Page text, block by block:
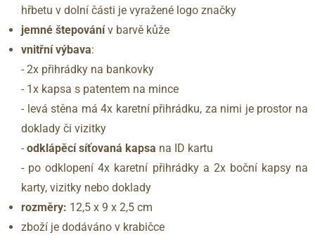
hřbetu v dolní části je vyražené logo značky
jemné štepovánív barvě kůže
vnitřní výbava:
- 2x přihrádky na bankovky
- 1x kapsa s patentem na mince
- levá stěna má 4x karetní přihrádku, za nimi je prostor na
doklady či vizitky
- odklápěcí síťovaná kapsa na ID kartu
- po odklopení 4x karetní přihrádky a 2x boční kapsy na
karty, vizitky nebo doklady
rozměry: 12,5 x 9 x 2,5 cm
zboží je dodáváno v krabičce